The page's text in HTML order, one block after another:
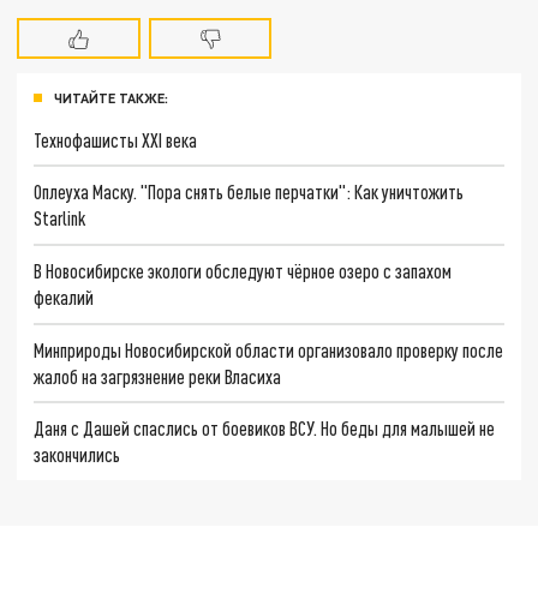
ЧИТАЙТЕ ТАКЖЕ:
Технофашисты XXI века
Оплеуха Маску. "Пора снять белые перчатки": Как уничтожить
Starlink
В Новосибирске экологи обследуют чёрное озеро с запахом
фекалий
Минприроды Новосибирской области организовало проверку после
жалоб на загрязнение реки Власиха
Даня с Дашей спаслись от боевиков ВСУ. Но беды для малышей не
закончились